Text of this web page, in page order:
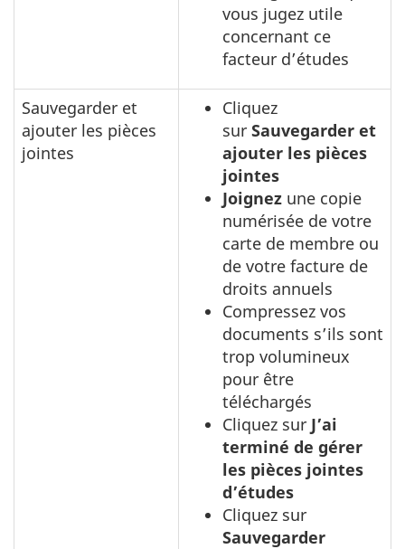
vous jugez utile
concernant ce
facteur d’études
Sauvegarder et
ajouter les pièces
jointes
Cliquez
sur Sauvegarder et
ajouter les pièces
jointes
Joignez une copie
numérisée de votre
carte de membre ou
de votre facture de
droits annuels
Compressez vos
documents s’ils sont
trop volumineux
pour être
téléchargés
Cliquez sur J’ai
terminé de gérer
les pièces jointes
d’études
Cliquez sur
Sauvegarder